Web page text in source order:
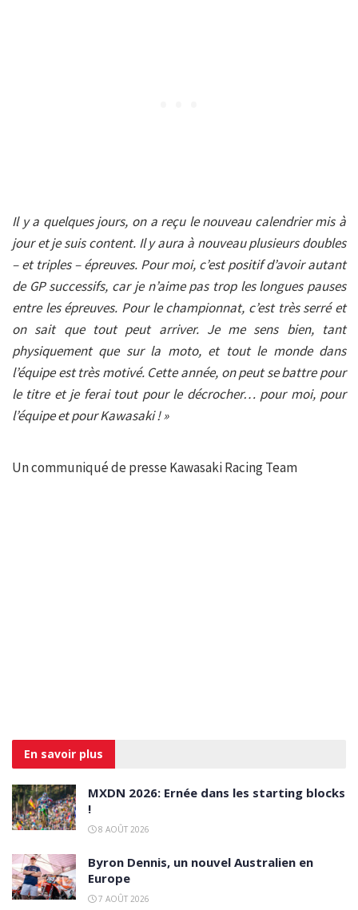
Il y a quelques jours, on a reçu le nouveau calendrier mis à
jour et je suis content. Il y aura à nouveau plusieurs doubles
– et triples – épreuves. Pour moi, c’est positif d’avoir autant
de GP successifs, car je n’aime pas trop les longues pauses
entre les épreuves. Pour le championnat, c’est très serré et
on sait que tout peut arriver. Je me sens bien, tant
physiquement que sur la moto, et tout le monde dans
l’équipe est très motivé. Cette année, on peut se battre pour
le titre et je ferai tout pour le décrocher… pour moi, pour
l’équipe et pour Kawasaki ! »
Un communiqué de presse Kawasaki Racing Team
En savoir plus
MXDN 2026: Ernée dans les starting blocks
!
8 AOÛT 2026
Byron Dennis, un nouvel Australien en
Europe
7 AOÛT 2026